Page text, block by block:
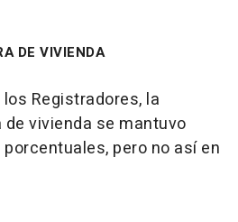
DE VIVIENDA
Registradores, la
vivienda se mantuvo
pero no así en